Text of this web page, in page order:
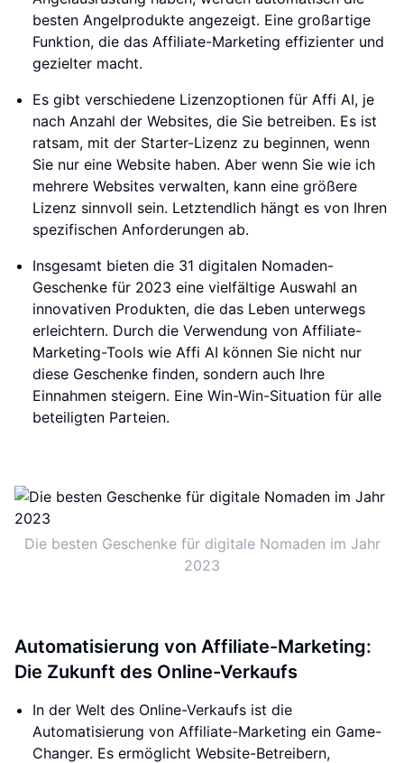
besten Angelprodukte angezeigt. Eine großartige
Funktion, die das Affiliate-Marketing effizienter und
gezielter macht.
Es gibt verschiedene Lizenzoptionen für Affi AI, je
nach Anzahl der Websites, die Sie betreiben. Es ist
ratsam, mit der Starter-Lizenz zu beginnen, wenn
Sie nur eine Website haben. Aber wenn Sie wie ich
mehrere Websites verwalten, kann eine größere
Lizenz sinnvoll sein. Letztendlich hängt es von Ihren
spezifischen Anforderungen ab.
Insgesamt bieten die 31 digitalen Nomaden-
Geschenke für 2023 eine vielfältige Auswahl an
innovativen Produkten, die das Leben unterwegs
erleichtern. Durch die Verwendung von Affiliate-
Marketing-Tools wie Affi AI können Sie nicht nur
diese Geschenke finden, sondern auch Ihre
Einnahmen steigern. Eine Win-Win-Situation für alle
beteiligten Parteien.
Die besten Geschenke für digitale Nomaden im Jahr
2023
Automatisierung von Affiliate-Marketing:
Die Zukunft des Online-Verkaufs
In der Welt des Online-Verkaufs ist die
Automatisierung von Affiliate-Marketing ein Game-
Changer. Es ermöglicht Website-Betreibern,